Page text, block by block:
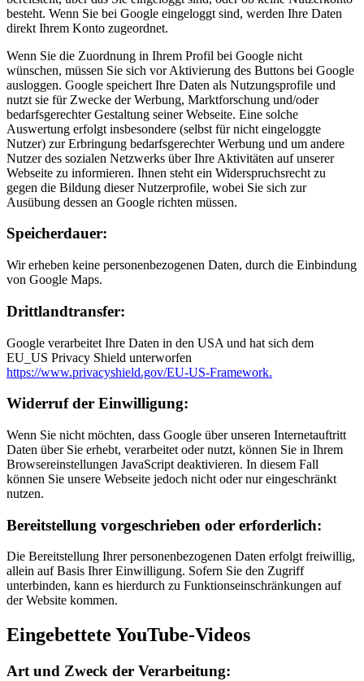
besteht. Wenn Sie bei Google eingeloggt sind, werden Ihre Daten
direkt Ihrem Konto zugeordnet.
Wenn Sie die Zuordnung in Ihrem Profil bei Google nicht
wünschen, müssen Sie sich vor Aktivierung des Buttons bei Google
ausloggen. Google speichert Ihre Daten als Nutzungsprofile und
nutzt sie für Zwecke der Werbung, Marktforschung und/oder
bedarfsgerechter Gestaltung seiner Webseite. Eine solche
Auswertung erfolgt insbesondere (selbst für nicht eingeloggte
Nutzer) zur Erbringung bedarfsgerechter Werbung und um andere
Nutzer des sozialen Netzwerks über Ihre Aktivitäten auf unserer
Webseite zu informieren. Ihnen steht ein Widerspruchsrecht zu
gegen die Bildung dieser Nutzerprofile, wobei Sie sich zur
Ausübung dessen an Google richten müssen.
Speicherdauer:
Wir erheben keine personenbezogenen Daten, durch die Einbindung
von Google Maps.
Drittlandtransfer:
Google verarbeitet Ihre Daten in den USA und hat sich dem
EU_US Privacy Shield unterworfen
https://www.privacyshield.gov/EU-US-Framework.
Widerruf der Einwilligung:
Wenn Sie nicht möchten, dass Google über unseren Internetauftritt
Daten über Sie erhebt, verarbeitet oder nutzt, können Sie in Ihrem
Browsereinstellungen JavaScript deaktivieren. In diesem Fall
können Sie unsere Webseite jedoch nicht oder nur eingeschränkt
nutzen.
Bereitstellung vorgeschrieben oder erforderlich:
Die Bereitstellung Ihrer personenbezogenen Daten erfolgt freiwillig,
allein auf Basis Ihrer Einwilligung. Sofern Sie den Zugriff
unterbinden, kann es hierdurch zu Funktionseinschränkungen auf
der Website kommen.
Eingebettete YouTube-Videos
Art und Zweck der Verarbeitung: